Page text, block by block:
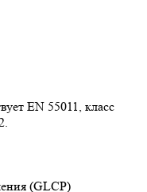
EN 55011, класс
(GLCP)